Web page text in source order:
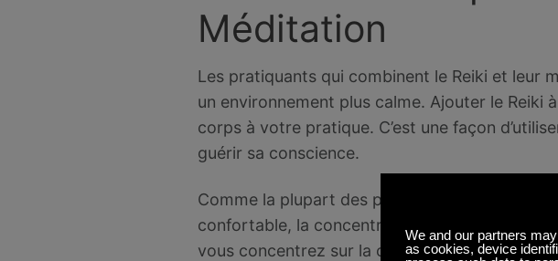
Méditation
Les pratiquants qui combinent le Reiki et leur
un environnement plus calme. Ajouter le Reiki
corps à votre pratique. C’est une façon
guérir sa conscience.
Comme la plupart des pratiques de
confortable, la concentration de votre
vous concentrez sur la circulation de